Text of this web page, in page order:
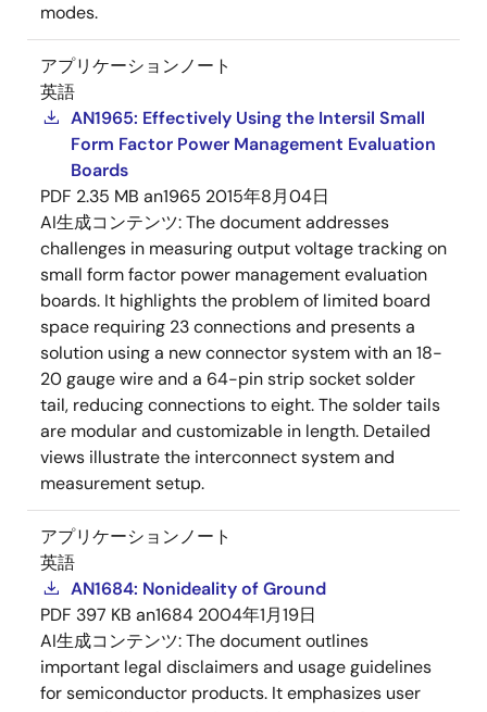
modes.
アプリケーションノート
英語
AN1965: Effectively Using the Intersil Small
Form Factor Power Management Evaluation
Boards
PDF 2.35 MB an1965 2015年8月04日
AI生成コンテンツ:The document addresses
challenges in measuring output voltage tracking on
small form factor power management evaluation
boards. It highlights the problem of limited board
space requiring 23 connections and presents a
solution using a new connector system with an 18-
20 gauge wire and a 64-pin strip socket solder
tail, reducing connections to eight. The solder tails
are modular and customizable in length. Detailed
views illustrate the interconnect system and
measurement setup.
アプリケーションノート
英語
AN1684: Nonideality of Ground
PDF 397 KB an1684 2004年1月19日
AI生成コンテンツ:The document outlines
important legal disclaimers and usage guidelines
for semiconductor products. It emphasizes user